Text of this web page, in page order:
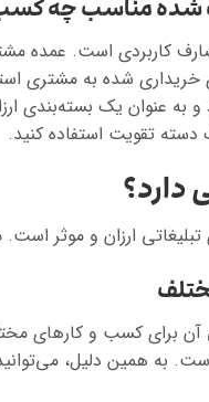
شده مناسب چه
کاربردی است. عمده
شده به مشتری
و به عنوان یک
دسته تقویت استفاده کنید.
دارد؟
ارزان و موثر است.
آن برای کسب و
همین دلیل،